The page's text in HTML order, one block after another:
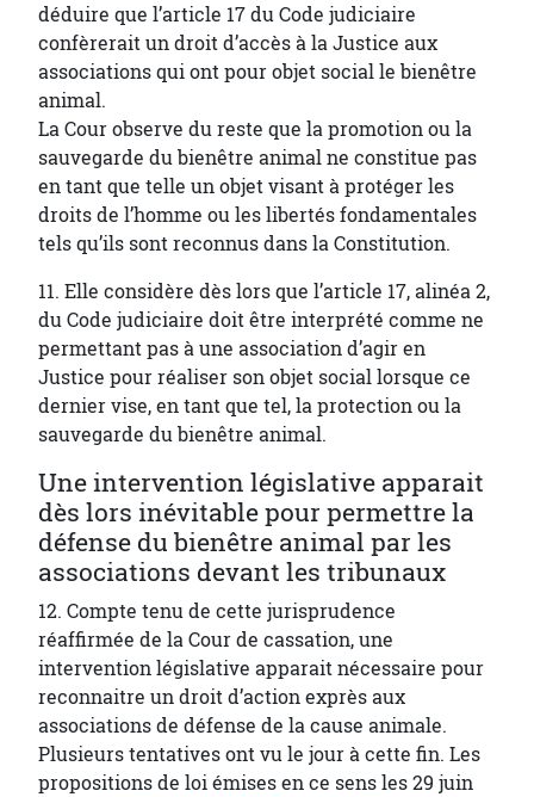
déduire que l’article 17 du Code judiciaire
confèrerait un droit d’accès à la Justice aux
associations qui ont pour objet social le bienêtre
animal.
La Cour observe du reste que la promotion ou la
sauvegarde du bienêtre animal ne constitue pas
en tant que telle un objet visant à protéger les
droits de l’homme ou les libertés fondamentales
tels qu’ils sont reconnus dans la Constitution.
11. Elle considère dès lors que l’article 17, alinéa 2,
du Code judiciaire doit être interprété comme ne
permettant pas à une association d’agir en
Justice pour réaliser son objet social lorsque ce
dernier vise, en tant que tel, la protection ou la
sauvegarde du bienêtre animal.
Une intervention législative apparait
dès lors inévitable pour permettre la
défense du bienêtre animal par les
associations devant les tribunaux
12. Compte tenu de cette jurisprudence
réaffirmée de la Cour de cassation, une
intervention législative apparait nécessaire pour
reconnaitre un droit d’action exprès aux
associations de défense de la cause animale.
Plusieurs tentatives ont vu le jour à cette fin. Les
propositions de loi émises en ce sens les 29 juin